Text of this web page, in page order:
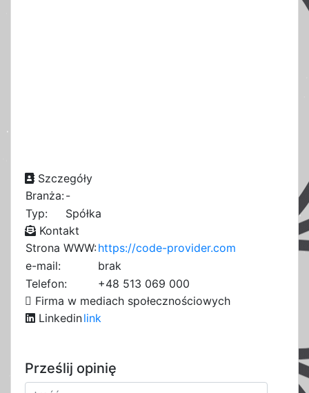
Szczegóły
Branża:-
Typ:
Spółka
Kontakt
Strona WWW:https://code-provider.com
e-mail:
brak
Telefon:
+48 513 069 000
Firma w mediach społecznościowych
Linkedinlink
Prześlij opinię